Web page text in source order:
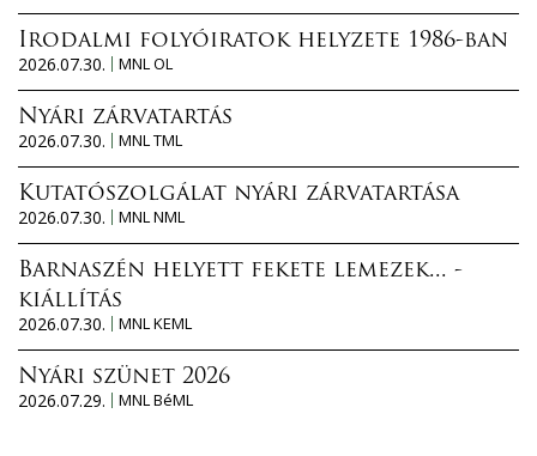
Irodalmi folyóiratok helyzete 1986-ban
2026.07.30.
MNL OL
Nyári zárvatartás
2026.07.30.
MNL TML
Kutatószolgálat nyári zárvatartása
2026.07.30.
MNL NML
Barnaszén helyett fekete lemezek... -
kiállítás
2026.07.30.
MNL KEML
Nyári szünet 2026
2026.07.29.
MNL BéML